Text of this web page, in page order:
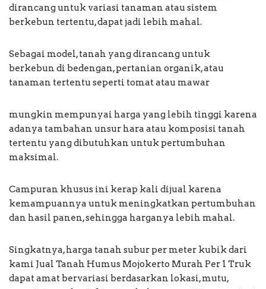
dirancang untuk variasi tanaman atau sistem
berkebun tertentu, dapat jadi lebih mahal.
Sebagai model, tanah yang dirancang untuk
berkebun di bedengan, pertanian organik, atau
tanaman tertentu seperti tomat atau mawar
mungkin mempunyai harga yang lebih tinggi karena
adanya tambahan unsur hara atau komposisi tanah
tertentu yang dibutuhkan untuk pertumbuhan
maksimal.
Campuran khusus ini kerap kali dijual karena
kemampuannya untuk meningkatkan pertumbuhan
dan hasil panen, sehingga harganya lebih mahal.
Singkatnya, harga tanah subur per meter kubik dari
kami Jual Tanah Humus Mojokerto Murah Per 1 Truk
dapat amat bervariasi berdasarkan lokasi, mutu,